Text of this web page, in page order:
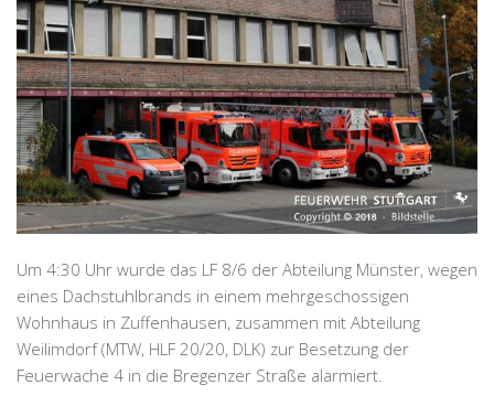
Um 4:30 Uhr wurde das LF 8/6 der Abteilung Münster, wegen
eines Dachstuhlbrands in einem mehrgeschossigen
Wohnhaus in Zuffenhausen, zusammen mit Abteilung
Weilimdorf (MTW, HLF 20/20, DLK) zur Besetzung der
Feuerwache 4 in die Bregenzer Straße alarmiert.